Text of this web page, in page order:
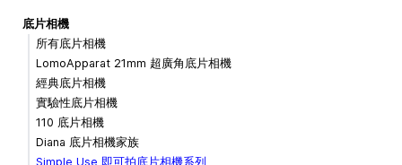
底片相機
所有底片相機
LomoApparat 21mm 超廣角底片相機
經典底片相機
實驗性底片相機
110 底片相機
Diana 底片相機家族
Simple Use 即可拍底片相機系列